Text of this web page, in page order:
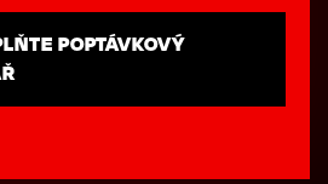
POPTÁVKOVÝ